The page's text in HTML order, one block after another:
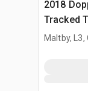
2018
Tracked
Maltby, L3,